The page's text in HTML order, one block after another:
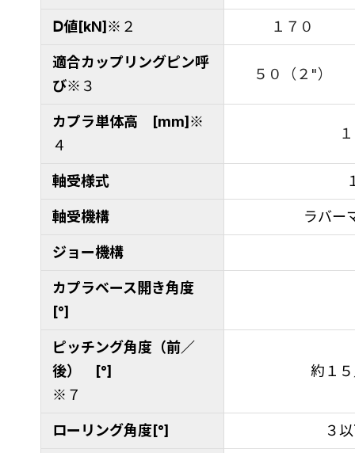
Ⅾ値[kN] ※２ １７０
適合カップリングピン呼
び※３
５０（２"）
カプラ単体高 [mm] ※
４
軸受様式
軸受機構 ラバー
ジョー機構
カプラベース開き角度
[°]
ピッチング角度（前／
後） [°]
※７
約１
ローリング角度[°] ３